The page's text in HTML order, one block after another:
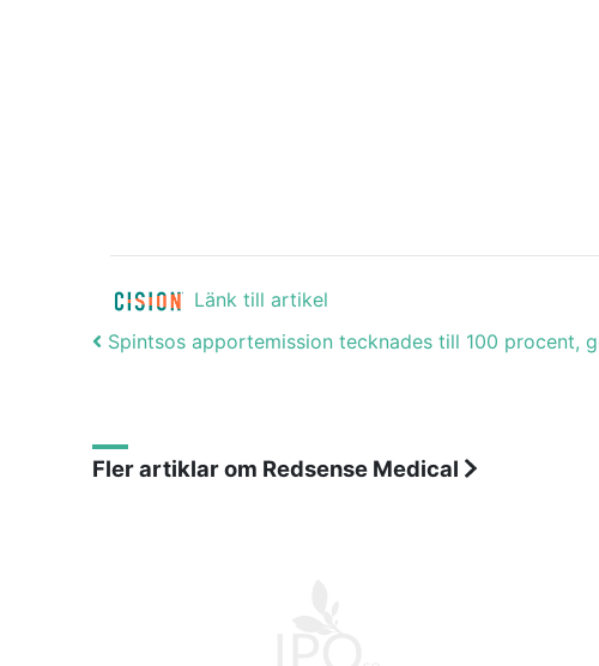
Länk till artikel
Post navigation
Spintsos apportemission tecknades till 100 procent,
Fler artiklar om Redsense Medical